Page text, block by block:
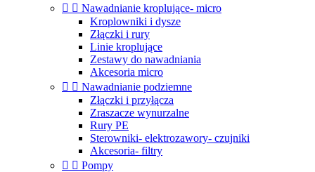
  Nawadnianie kroplujące- micro
Kroplowniki i dysze
Złączki i rury
Linie kroplujące
Zestawy do nawadniania
Akcesoria micro
  Nawadnianie podziemne
Złączki i przyłącza
Zraszacze wynurzalne
Rury PE
Sterowniki- elektrozawory- czujniki
Akcesoria- filtry
  Pompy